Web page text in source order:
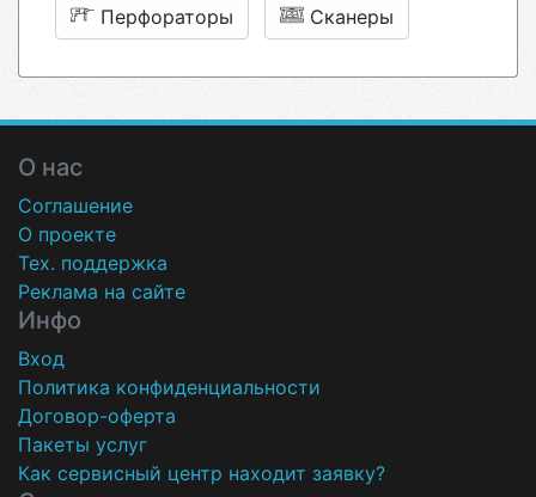
Перфораторы Сканеры
О нас
Соглашение
О проекте
Тех. поддержка
Реклама на сайте
Инфо
Вход
Политика конфиденциальности
Договор-оферта
Пакеты услуг
Как сервисный центр находит заявку?